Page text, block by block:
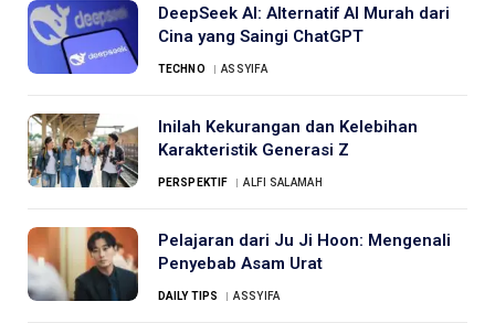
DeepSeek AI: Alternatif AI Murah dari
Cina yang Saingi ChatGPT
TECHNO ASSYIFA
Inilah Kekurangan dan Kelebihan
Karakteristik Generasi Z
PERSPEKTIF ALFI SALAMAH
Pelajaran dari Ju Ji Hoon: Mengenali
Penyebab Asam Urat
DAILY TIPS ASSYIFA